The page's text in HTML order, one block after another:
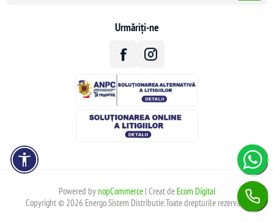
Urmăriți-ne
Powered bynopCommerce| Creat de Ecom Digital
Copyright © 2026 Energo Sistem Distributie.Toate drepturile rezervate.